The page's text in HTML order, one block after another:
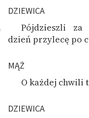
DZIEWICA
Pójdzieszli
dzień przylecę po
MĄŻ
O każdej chwili
DZIEWICA